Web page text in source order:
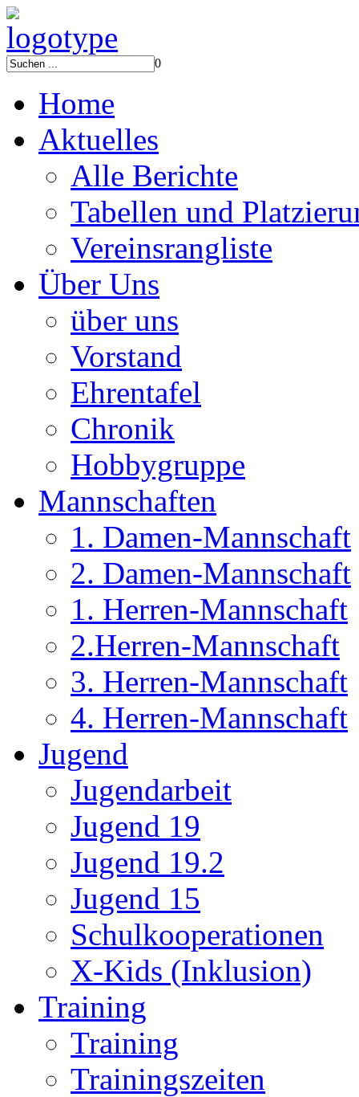
0
Home
Aktuelles
Alle Berichte
Tabellen und
Vereinsrangliste
Über Uns
über uns
Vorstand
Ehrentafel
Chronik
Hobbygruppe
Mannschaften
1. Damen-Mannschaft
2. Damen-Mannschaft
1. Herren-Mannschaft
2.Herren-Mannschaft
3. Herren-Mannschaft
4. Herren-Mannschaft
Jugend
Jugendarbeit
Jugend 19
Jugend 19.2
Jugend 15
Schulkooperationen
X-Kids (Inklusion)
Training
Training
Trainingszeiten